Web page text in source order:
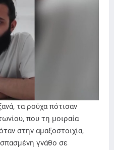
τα ρούχα πότισαν
που τη μοιραία
στην αμαξοστοιχία,
γνάθο σε